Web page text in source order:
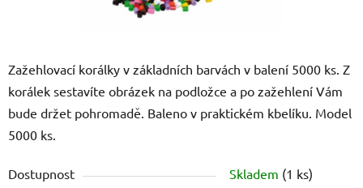
Zažehlovací korálky v základních barvách v balení 5000 ks. Z
korálek sestavíte obrázek na podložce a po zažehlení Vám
bude držet pohromadě. Baleno v praktickém kbelíku. Model
5000 ks.
Dostupnost Skladem (1 ks)